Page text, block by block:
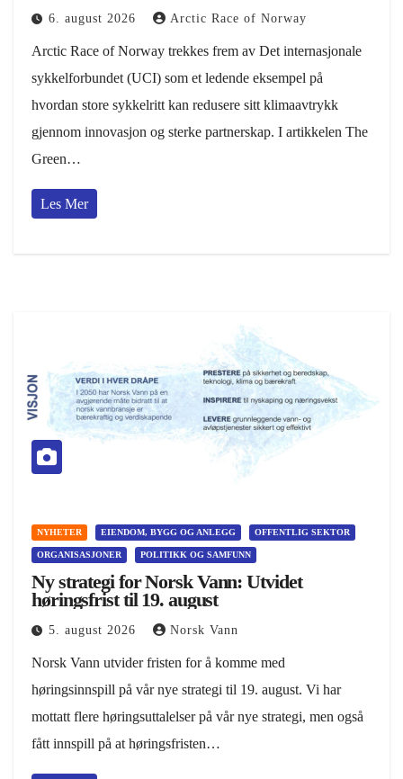
6. august 2026 Arctic Race of Norway
Arctic Race of Norway trekkes frem av Det internasjonale
sykkelforbundet (UCI) som et ledende eksempel på
hvordan store sykkelritt kan redusere sitt klimaavtrykk
gjennom innovasjon og sterke partnerskap. I artikkelen The
Green…
Les Mer
NYHETER EIENDOM, BYGG OG ANLEGG OFFENTLIG SEKTOR
ORGANISASJONER POLITIKK OG SAMFUNN
Ny strategi for Norsk Vann: Utvidet
høringsfrist til 19. august
5. august 2026 Norsk Vann
Norsk Vann utvider fristen for å komme med
høringsinnspill på vår nye strategi til 19. august. Vi har
mottatt flere høringsuttalelser på vår nye strategi, men også
fått innspill på at høringsfristen…